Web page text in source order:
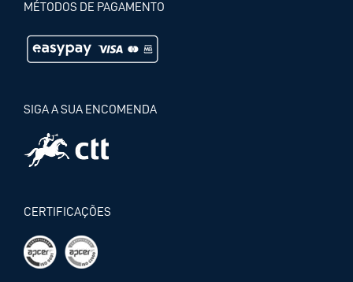
MÉTODOS DE PAGAMENTO
SIGA A SUA ENCOMENDA
CERTIFICAÇÕES